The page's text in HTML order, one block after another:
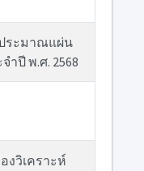
ระมาณแผ่น
ำปี พ.ศ. 2568
งวิเคราะห์